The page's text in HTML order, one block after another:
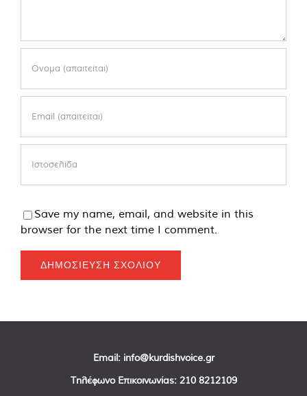
Save my name, email, and website in this
browser for the next time I comment.
Email: info@kurdishvoice.gr
Τηλέφωνο Επικοινωνίας: 210 8212109